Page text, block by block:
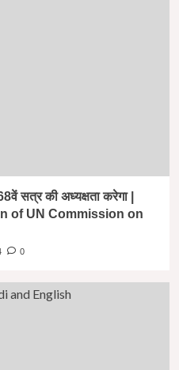
सत्र की अध्यक्षता करेगा |
of UN Commission on
0